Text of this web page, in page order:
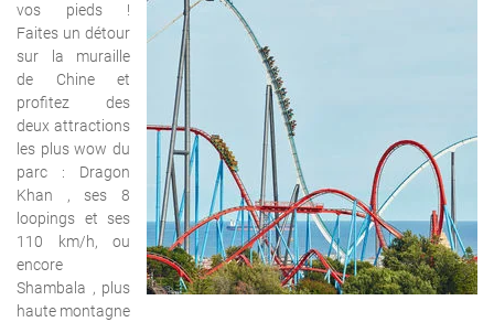
vos pieds !
Faites un détour
sur la muraille
de Chine et
profitez des
deux attractions
les plus wow du
parc : Dragon
Khan
, ses 8
loopings et ses
110 km/h, ou
encore
Shambala , plus
haute montagne